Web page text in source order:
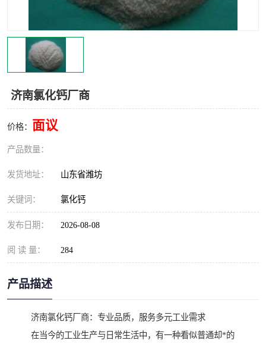
济南氯化钙厂商
价格： 面议
产品数量：
发货地址： 山东省潍坊
关键词： 氯化钙
发布日期： 2026-08-08
阅 读 量： 284
产品描述
济南氯化钙厂商：专业品质，服务多元工业需求
在当今的工业生产与日常生活中，有一种看似普通却*的